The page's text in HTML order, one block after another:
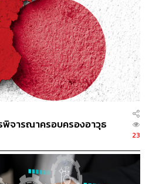
Services (TCS) ซึ่งเป็นผู้นำ
อินเดีย ประเมินว่าจะเห็นกำไร
มาส เป็นเพราะการปรับกลยุทธ์
สกุลเงินรูปีอ่อนค่าอาจส่งผลให้
าะห์บางคนเชื่อว่าการลดภาษีของ
การใช้จ่ายด้านเทคโนโลยีเพิ่ม
news/articles/2025-01-0
sales-headwinds-despite-b
จารณาครอบครองอาวุธ
23